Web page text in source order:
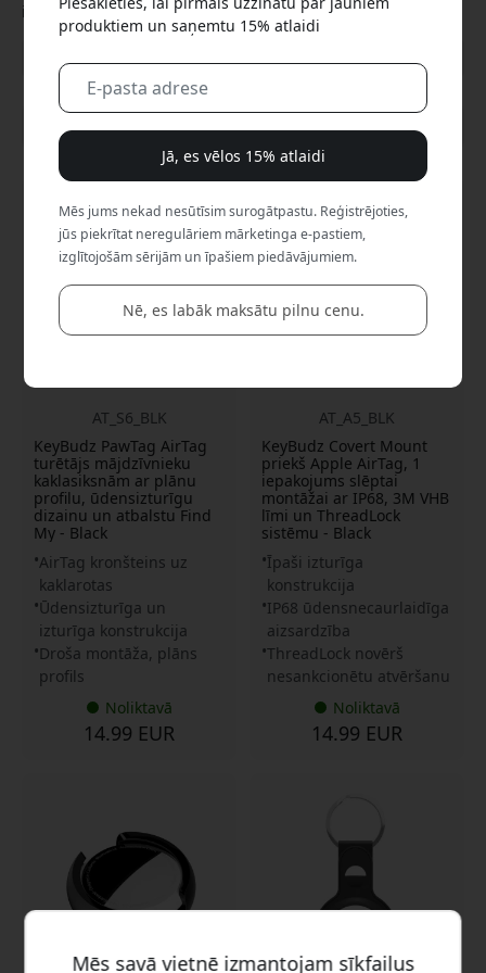
ilgi.
Rādīt visas kategorijas
AT_S6_BLK
KeyBudz PawTag AirTag
turētājs mājdzīvnieku
kaklasiksnām ar plānu
profilu, ūdensizturīgu
dizainu un atbalstu Find
My - Black
AirTag kronšteins uz
kaklarotas
Ūdensizturīga un
izturīga konstrukcija
Droša montāža, plāns
profils
Noliktavā
14.99 EUR
AT_A5_BLK
KeyBudz Covert Mount
priekš Apple AirTag, 1
iepakojums slēptai
montāžai ar IP68, 3M VHB
līmi un ThreadLock
sistēmu - Black
Īpaši izturīga
konstrukcija
IP68 ūdensnecaurlaidīga
aizsardzība
ThreadLock novērš
nesankcionētu atvēršanu
Noliktavā
14.99 EUR
Mēs savā vietnē izmantojam sīkfailus
produktiem un saņemtu 15% atlaidi
Jā, es vēlos 15% atlaidi
Mēs jums nekad nesūtīsim surogātpastu. Reģistrējoties,
jūs piekrītat neregulāriem mārketinga e-pastiem,
izglītojošām sērijām un īpašiem piedāvājumiem.
Nē, es labāk maksātu pilnu cenu.